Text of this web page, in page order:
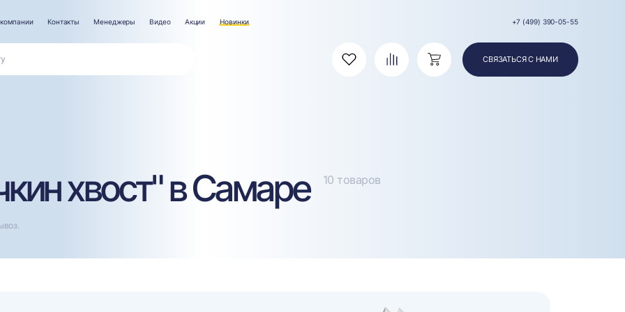
Контакты Менеджеры Видео Акции Новинки +7 (499) 390-05-55
Избранное СравнениеКорзина СВЯЗАТЬСЯ С НАМИ
хвост" в Самаре 10 товаров